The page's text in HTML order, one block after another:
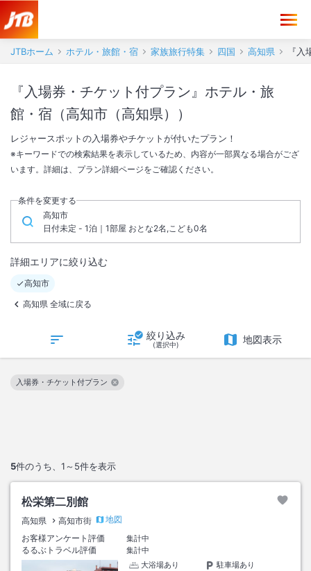
JTBホーム ホテル・旅館・宿 家族旅行特集 四国 高知県 『
『入場券・チケット付プラン』ホテル・旅
館・宿（高知市（高知県））
レジャースポットの入場券やチケットが付いたプラン！
※キーワードでの検索結果を表示しているため、内容が一部異なる場合がござ
います。詳細は、プラン詳細ページをご確認ください。
条件を変更する
高知市
日付未定 - 1泊｜1部屋 おとな2名,こども0名
詳細エリアに絞り込む
高知市
高知県 全域に戻る
絞り込み
(選択中) 地図表示
5件のうち、 1～5件を表示
入場券・チケット付プラン
この絞り込み条件を解除
松栄第二別館
高知県 高知市街
地図
お客様アンケート評価
集計中
るるぶトラベル評価
集計中
大浴場あり
駐車場あり